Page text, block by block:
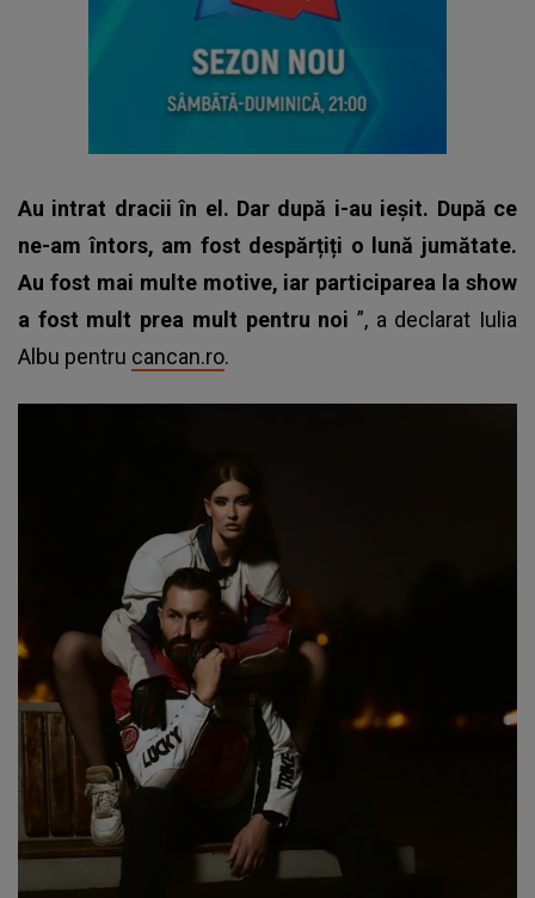
Au intrat dracii în el. Dar după i-au ieșit. După ce
ne-am întors, am fost despărțiți o lună jumătate.
Au fost mai multe motive, iar participarea la show
a fost mult prea mult pentru noi ”, a declarat Iulia
Albu pentru cancan.ro.